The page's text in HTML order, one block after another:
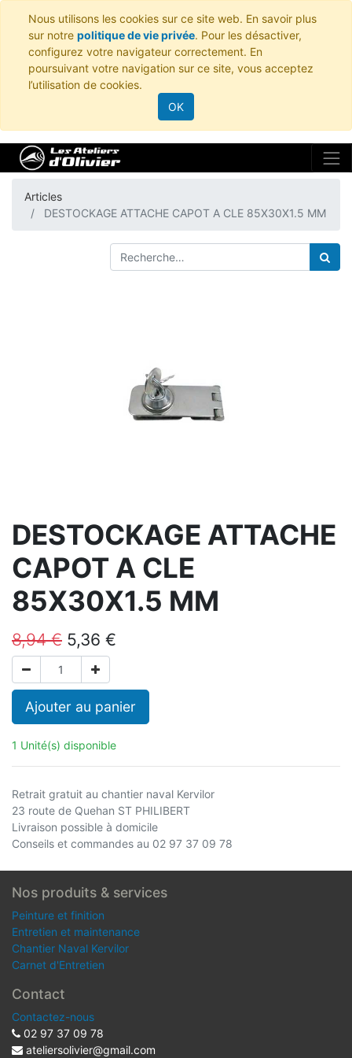
Nous utilisons les cookies sur ce site web. En savoir plus
sur notre politique de vie privée. Pour les désactiver,
configurez votre navigateur correctement. En
poursuivant votre navigation sur ce site, vous acceptez
l’utilisation de cookies.
OK
Articles
DESTOCKAGE ATTACHE CAPOT A CLE 85X30X1.5 MM
DESTOCKAGE ATTACHE
CAPOT A CLE
85X30X1.5 MM
8,94€ 5,36 €
Ajouter au panier
1 Unité(s) disponible
Retrait gratuit au chantier naval Kervilor
23 route de Quehan ST PHILIBERT
Livraison possible à domicile
Conseils et commandes au 02 97 37 09 78
Nos produits & services
Peinture et finition
Entretien et maintenance
Chantier Naval Kervilor
Carnet d'Entretien
Contact
Contactez-nous
02 97 37 09 78
ateliersolivier@gmail.com